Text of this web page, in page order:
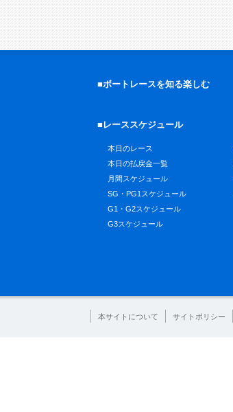
■ボートレースを知る楽しむ
■レーススケジュール
本日のレース
本日の払戻金一覧
月間スケジュール
SG・PG1スケジュール
G1・G2スケジュール
G3スケジュール
本サイトについて サイトポリシー